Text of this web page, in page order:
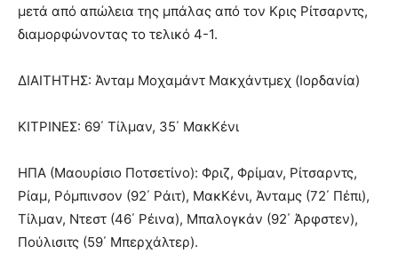
μετά από απώλεια της μπάλας από τον Κρις Ρίτσαρντς,
διαμορφώνοντας το τελικό 4-1.
ΔΙΑΙΤΗΤΗΣ: Άνταμ Μοχαμάντ Μακχάντμεχ (Ιορδανία)
KITΡΙΝΕΣ: 69΄ Τίλμαν, 35΄ ΜακΚένι
ΗΠΑ (Μαουρίσιο Ποτσετίνο): Φριζ, Φρίμαν, Ρίτσαρντς,
Ρίαμ, Ρόμπινσον (92΄ Ράιτ), ΜακΚένι, Άνταμς (72΄ Πέπι),
Τίλμαν, Ντεστ (46΄ Ρέινα), Μπαλογκάν (92΄ Άρφστεν),
Πούλισιτς (59΄ Μπερχάλτερ).